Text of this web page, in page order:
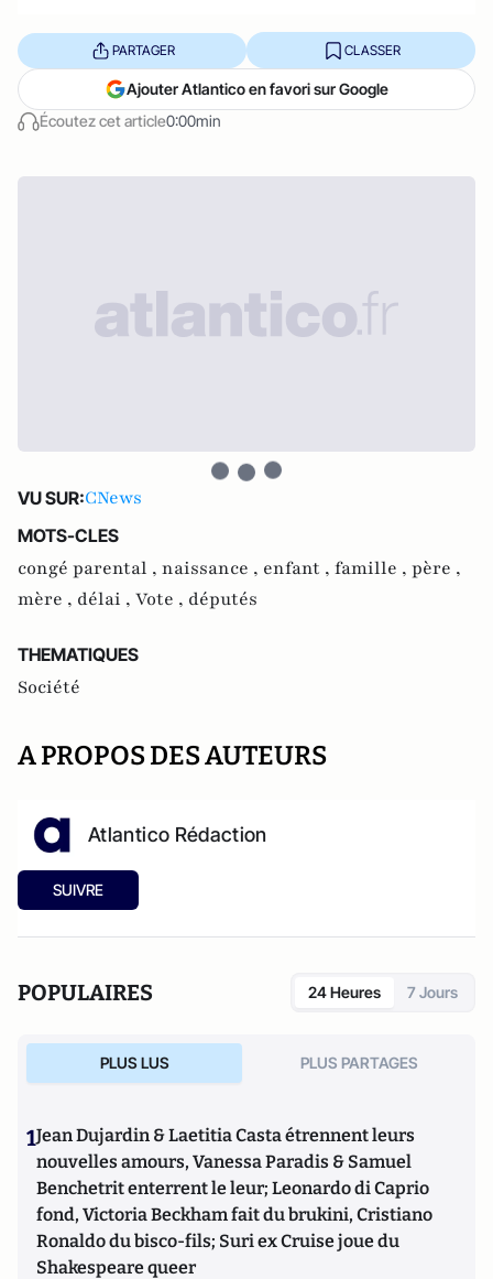
Écoutez cet article0:00min
PARTAGER CLASSER
Ajouter Atlantico en favori sur Google
VU SUR:CNews
MOTS-CLES
congé parental , naissance , enfant , famille , père ,
mère , délai , Vote , députés
THEMATIQUES
Société
A PROPOS DES AUTEURS
Atlantico Rédaction
SUIVRE
POPULAIRES 24 Heures 7 Jours
PLUS LUS PLUS PARTAGES
1Jean Dujardin & Laetitia Casta étrennent leurs
nouvelles amours, Vanessa Paradis & Samuel
Benchetrit enterrent le leur; Leonardo di Caprio
fond, Victoria Beckham fait du brukini, Cristiano
Ronaldo du bisco-fils; Suri ex Cruise joue du
Shakespeare queer